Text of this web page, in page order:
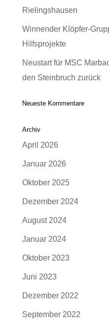
Rielingshausen
Winnender Klöpfer-
Hilfsprojekte
Neustart für MSC
den Steinbruch zurück
Neueste Kommentare
Archiv
April 2026
Januar 2026
Oktober 2025
Dezember 2024
August 2024
Januar 2024
Oktober 2023
Juni 2023
Dezember 2022
September 2022